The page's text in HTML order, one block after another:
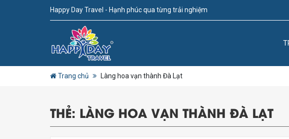
Happy Day Travel - Hạnh phúc qua từng trải nghiệm
Trang chủ Làng hoa vạn thành Đà Lạt
THẺ: LÀNG HOA VẠN THÀNH ĐÀ LẠT